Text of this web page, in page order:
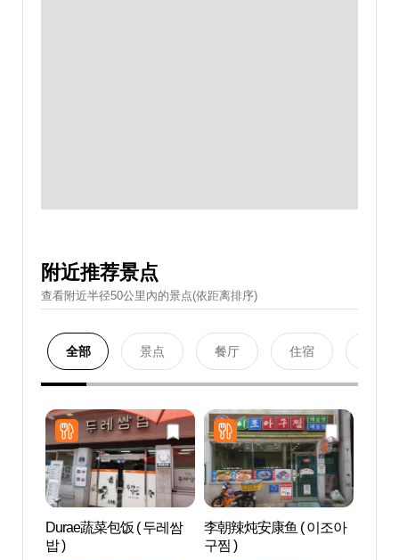
附近推荐景点
查看附近半径50公里內的景点(依距离排序)
全部 景点 餐厅 住宿
Durae蔬菜包饭 ( 두레쌈
밥 )
李朝辣炖安康鱼 ( 이조아
구찜 )